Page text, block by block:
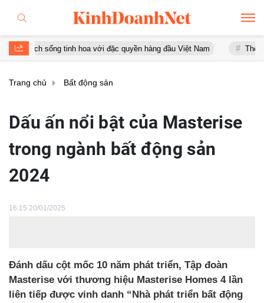
tinh hoa với đặc quyền hàng đầu Việt Nam Thép Pomina: Gánh
Trang chủ Bất động sản
Dấu ấn nổi bật của Masterise
trong ngành bất động sản
2024
16:15 20/01/2025
Đánh dấu cột mốc 10 năm phát triển, Tập đoàn
Masterise với thương hiệu Masterise Homes 4 lần
liên tiếp được vinh danh “Nhà phát triển bất động